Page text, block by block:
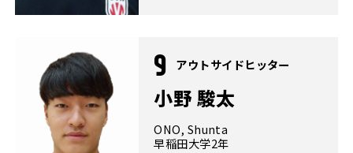
9 アウトサイドヒッター
小野 駿太
ONO, Shunta
早稲田大学2年